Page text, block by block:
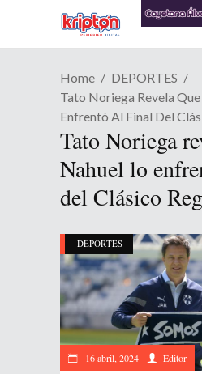
Home
DEPORTES
Tato Noriega Revela
Enfrentó Al Final Del
Tato Noriega
Nahuel lo
del Clásico
DEPORTES
16 abril, 2024 Editor